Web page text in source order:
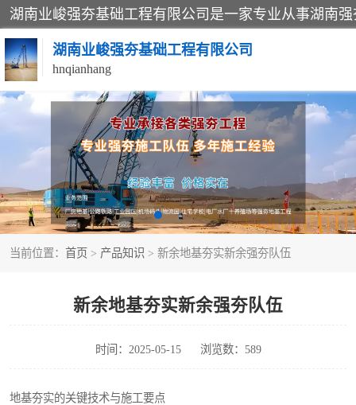
湖南业峻强夯基础工程有限公司
hnqianhang
当前位置： 首页 > 产品知识 > 新余地基夯实新余强夯队伍
新余地基夯实新余强夯队伍
时间：2025-05-15 浏览数：589
地基夯实的关键技术与施工要点
强夯施工案例
强夯施工工程
强夯队伍